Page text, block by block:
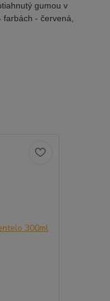
gumou v
farbách - červená,